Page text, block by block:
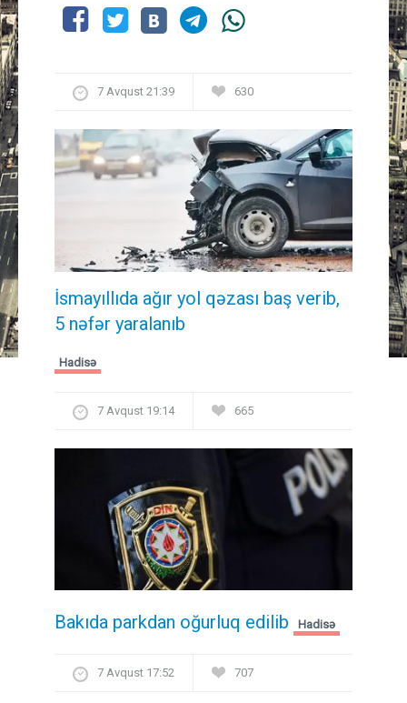
7 Avqust 21:39 630
İsmayıllıda ağır yol qəzası baş verib,
5 nəfər yaralanıb
Hadisə
7 Avqust 19:14 665
Bakıda parkdan oğurluq edilib Hadisə
7 Avqust 17:52 707